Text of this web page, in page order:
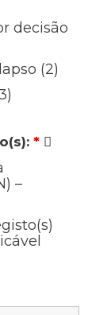
decisão
(2)
*
–